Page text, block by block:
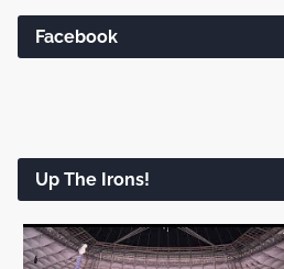
Facebook
Up The Irons!